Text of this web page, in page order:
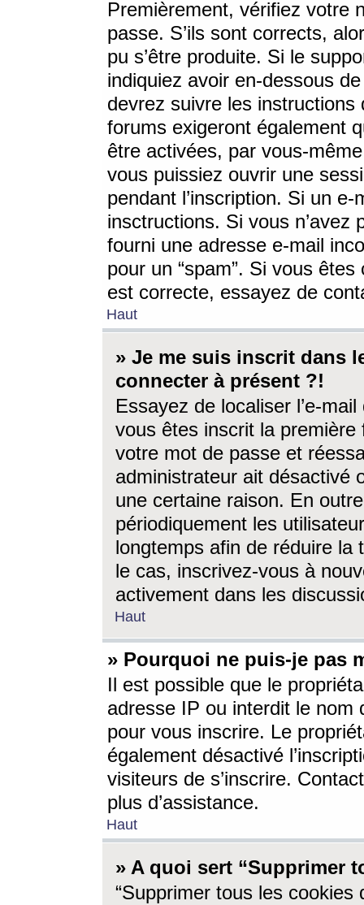
Premièrement, vérifiez votre
passe. S’ils sont corrects,
pu s’être produite. Si le
indiquiez avoir en-dessous
devrez suivre les
forums exigeront également
être activées, par vous-
vous puissiez ouvrir une
pendant l’inscription. Si un
insctructions. Si vous n’avez
fourni une adresse e-mail
pour un “spam”. Si vous
est correcte, essayez de
Haut
» Je me suis inscrit dans
connecter à présent ?!
Essayez de localiser l’e-
vous êtes inscrit la première
votre mot de passe et
administrateur ait désactivé
une certaine raison. En
périodiquement les
longtemps afin de réduire la
le cas, inscrivez-vous à
activement dans les
Haut
» Pourquoi ne puis-je pas
Il est possible que le
adresse IP ou interdit le nom
pour vous inscrire. Le
également désactivé
visiteurs de s’inscrire.
plus d’assistance.
Haut
» A quoi sert “Supprimer
“Supprimer tous les cookies